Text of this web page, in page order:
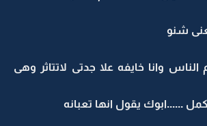
شنو
الناس وانا خايفه علا جدتى لاتتاثر وهى
......ابوك يقول انها تعبانه